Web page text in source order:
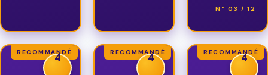
N° 03 / 12
RECOMMANDÉ
4 RECOMMANDÉ
4 RECOMMANDÉ
4